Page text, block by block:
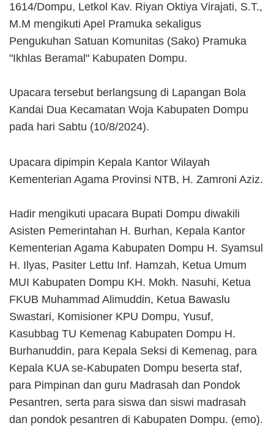
1614/Dompu, Letkol Kav. Riyan Oktiya Virajati, S.T.,
M.M mengikuti Apel Pramuka sekaligus
Pengukuhan Satuan Komunitas (Sako) Pramuka
"Ikhlas Beramal" Kabupaten Dompu.
Upacara tersebut berlangsung di Lapangan Bola
Kandai Dua Kecamatan Woja Kabupaten Dompu
pada hari Sabtu (10/8/2024).
Upacara dipimpin Kepala Kantor Wilayah
Kementerian Agama Provinsi NTB, H. Zamroni Aziz.
Hadir mengikuti upacara Bupati Dompu diwakili
Asisten Pemerintahan H. Burhan, Kepala Kantor
Kementerian Agama Kabupaten Dompu H. Syamsul
H. Ilyas, Pasiter Lettu Inf. Hamzah, Ketua Umum
MUI Kabupaten Dompu KH. Mokh. Nasuhi, Ketua
FKUB Muhammad Alimuddin, Ketua Bawaslu
Swastari, Komisioner KPU Dompu, Yusuf,
Kasubbag TU Kemenag Kabupaten Dompu H.
Burhanuddin, para Kepala Seksi di Kemenag, para
Kepala KUA se-Kabupaten Dompu beserta staf,
para Pimpinan dan guru Madrasah dan Pondok
Pesantren, serta para siswa dan siswi madrasah
dan pondok pesantren di Kabupaten Dompu. (emo).